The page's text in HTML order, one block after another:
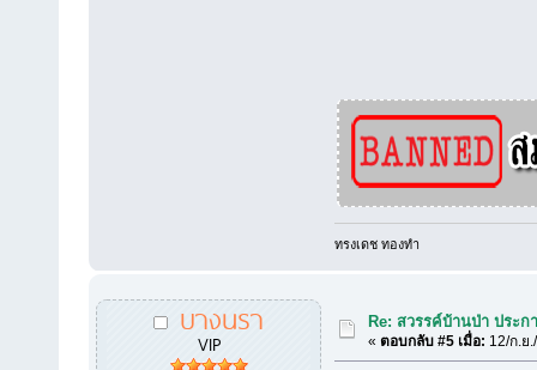
ทรงเดช ทองทำ
บางนรา
VIP
Re: สวรรค์บ้านป่า ประก
«ตอบกลับ #5 เมื่อ: 12/ก.ย